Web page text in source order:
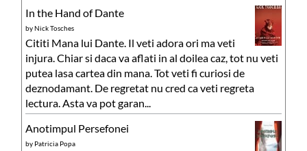
In the Hand of Dante
byNick Tosches
Cititi Mana lui Dante. Il veti adora ori ma veti
injura. Chiar si daca va aflati in al doilea caz, tot nu veti
putea lasa cartea din mana. Tot veti fi curiosi de
deznodamant. De regretat nu cred ca veti regreta
lectura. Asta va pot garan...
Anotimpul Persefonei
by Patricia Popa